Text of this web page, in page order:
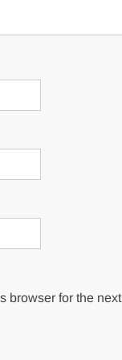
browser for the next